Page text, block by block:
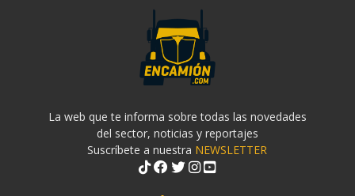
La web que te informa sobre todas las novedades
del sector, noticias y reportajes
Suscríbete a nuestra NEWSLETTER